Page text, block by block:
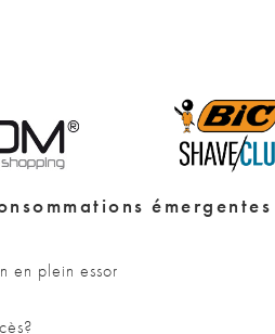
émergentes
en plein essor